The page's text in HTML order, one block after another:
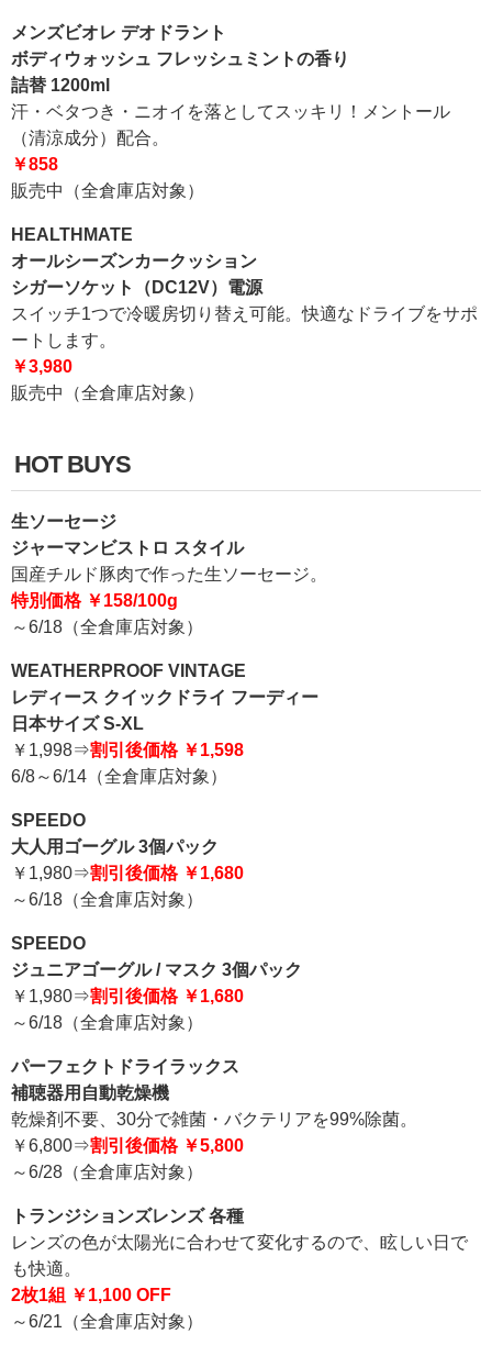
メンズビオレ デオドラント
ボディウォッシュ フレッシュミントの香り
詰替 1200ml
汗・ベタつき・ニオイを落としてスッキリ！メントール
（清涼成分）配合。
￥858
販売中（全倉庫店対象）
HEALTHMATE
オールシーズンカークッション
シガーソケット（DC12V）電源
スイッチ1つで冷暖房切り替え可能。快適なドライブをサポ
ートします。
￥3,980
販売中（全倉庫店対象）
HOT BUYS
生ソーセージ
ジャーマンビストロ スタイル
国産チルド豚肉で作った生ソーセージ。
特別価格 ￥158/100g
～6/18（全倉庫店対象）
WEATHERPROOF VINTAGE
レディース クイックドライ フーディー
日本サイズ S-XL
￥1,998⇒割引後価格 ￥1,598
6/8～6/14（全倉庫店対象）
SPEEDO
大人用ゴーグル 3個パック
￥1,980⇒割引後価格 ￥1,680
～6/18（全倉庫店対象）
SPEEDO
ジュニアゴーグル / マスク 3個パック
￥1,980⇒割引後価格 ￥1,680
～6/18（全倉庫店対象）
パーフェクトドライラックス
補聴器用自動乾燥機
乾燥剤不要、30分で雑菌・バクテリアを99%除菌。
￥6,800⇒割引後価格 ￥5,800
～6/28（全倉庫店対象）
トランジションズレンズ 各種
レンズの色が太陽光に合わせて変化するので、眩しい日で
も快適。
2枚1組 ￥1,100 OFF
～6/21（全倉庫店対象）